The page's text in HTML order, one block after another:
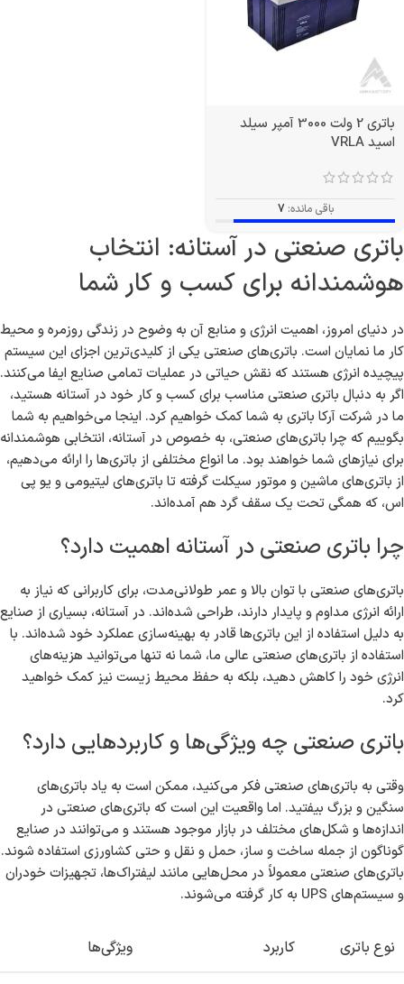
باتری 2 ولت 3000 آمپر سیلد
اسید VRLA
باقی مانده: 7
باتری صنعتی در آستانه: انتخاب
هوشمندانه برای کسب و کار شما
در دنیای امروز، اهمیت انرژی و منابع آن به وضوح در زندگی روزمره و محیط
کار ما نمایان است. باتری‌های صنعتی یکی از کلیدی‌ترین اجزای این سیستم
پیچیده انرژی هستند که نقش حیاتی در عملیات تمامی صنایع ایفا می‌کنند.
اگر به دنبال باتری صنعتی مناسب برای کسب و کار خود در آستانه هستید،
ما در شرکت آرکا باتری به شما کمک خواهیم کرد. اینجا می‌خواهیم به شما
بگوییم که چرا باتری‌های صنعتی، به خصوص در آستانه، انتخابی هوشمندانه
برای نیازهای شما خواهند بود. ما انواع مختلفی از باتری‌ها را ارائه می‌دهیم،
از باتری‌های ماشین و موتور سیکلت گرفته تا باتری‌های لیتیومی و یو پی
اس، که همگی تحت یک سقف گرد هم آمده‌اند.
چرا باتری صنعتی در آستانه اهمیت دارد؟
باتری‌های صنعتی با توان بالا و عمر طولانی‌مدت، برای کاربرانی که نیاز به
ارائه انرژی مداوم و پایدار دارند، طراحی شده‌اند. در آستانه، بسیاری از صنایع
به دلیل استفاده از این باتری‌ها قادر به بهینه‌سازی عملکرد خود شده‌اند. با
استفاده از باتری‌های صنعتی عالی ما، شما نه تنها می‌توانید هزینه‌های
انرژی خود را کاهش دهید، بلکه به حفظ محیط زیست نیز کمک خواهید
کرد.
باتری صنعتی چه ویژگی‌ها و کاربردهایی دارد؟
وقتی به باتری‌های صنعتی فکر می‌کنید، ممکن است به یاد باتری‌های
سنگین و بزرگ بیفتید. اما واقعیت این است که باتری‌های صنعتی در
اندازه‌ها و شکل‌های مختلف در بازار موجود هستند و می‌توانند در صنایع
گوناگون از جمله ساخت و ساز، حمل و نقل و حتی کشاورزی استفاده شوند.
باتری‌های صنعتی معمولاً در محل‌هایی مانند لیفتراک‌ها، تجهیزات خودران
و سیستم‌های UPS به کار گرفته می‌شوند.
نوع باتری کاربرد ویژگی‌ها